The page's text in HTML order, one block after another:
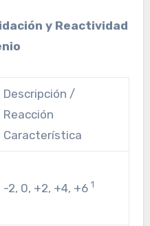
y Reactividad
Descripción /
Reacción
Característica
-2, 0, +2, +4, +6 1